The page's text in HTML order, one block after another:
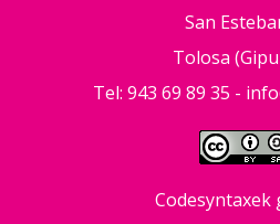
San
Tolosa
Tel: 943 69 89 35 -
Codesyntaxek